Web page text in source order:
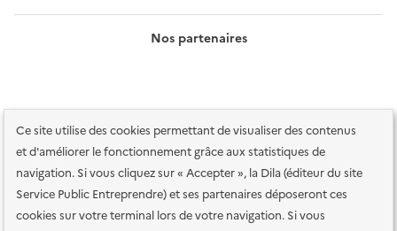
Ce site utilise des cookies permettant de visualiser des contenus
et d'améliorer le fonctionnement grâce aux statistiques de
navigation. Si vous cliquez sur « Accepter », la Dila (éditeur du site
Service Public Entreprendre) et ses partenaires déposeront ces
cookies sur votre terminal lors de votre navigation. Si vous
Nos partenaires
Plan du site Accessibilité : totalement conforme
Accessibilité des